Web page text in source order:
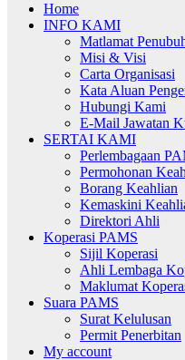
Home
INFO KAMI
Matlamat
Misi & Visi
Carta Organisasi
Kata Aluan
Hubungi Kami
E-Mail Jawatan
SERTAI KAMI
Perlembagaan
Permohonan
Borang Keahlian
Kemaskini
Direktori Ahli
Koperasi PAMS
Sijil Koperasi
Ahli Lembaga
Maklumat
Suara PAMS
Surat Kelulusan
Permit Penerbitan
My account